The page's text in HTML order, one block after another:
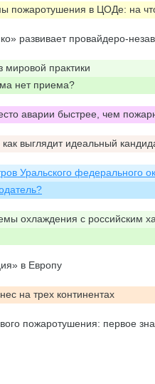
пожаротушения в ЦОДе: на
развивает провайдеро-
мировой практики
нет приема?
аварии быстрее, чем
выглядит идеальный
Уральского федерального
охлаждения с российским
в Европу
на трех континентах
пожаротушения: первое